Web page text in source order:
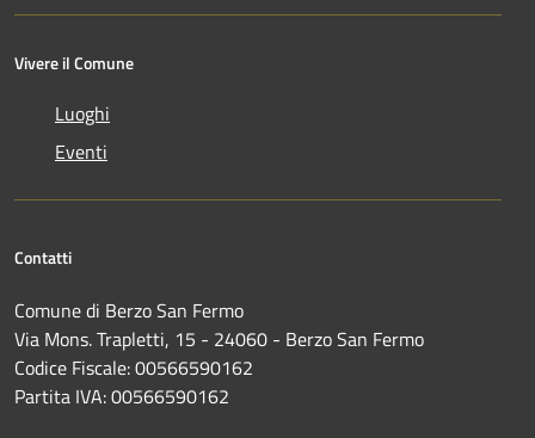
Vivere il Comune
Luoghi
Eventi
Contatti
Comune di Berzo San Fermo
Via Mons. Trapletti, 15 - 24060 - Berzo San Fermo
Codice Fiscale: 00566590162
Partita IVA: 00566590162